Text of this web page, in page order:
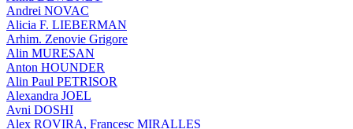
Andrei NOVAC
Alicia F. LIEBERMAN
Arhim. Zenovie Grigore
Alin MURESAN
Anton HOUNDER
Alin Paul PETRISOR
Alexandra JOEL
Avni DOSHI
Alex ROVIRA, Francesc MIRALLES